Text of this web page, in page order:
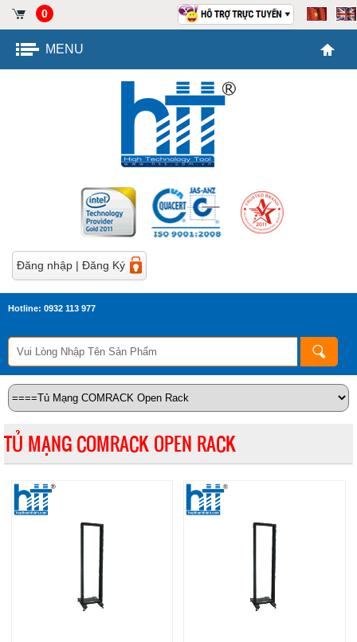
0
MENU
Đăng nhập | Đăng Ký
Hotline: 0932 113 977
TỦ MẠNG COMRACK OPEN RACK